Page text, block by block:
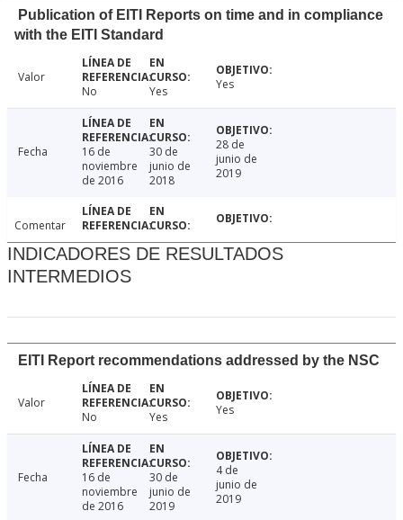
Publication of EITI Reports on time and in compliance
with the EITI Standard
Valor
No
Yes Yes
Fecha
16 de
noviembre
de 2016
30 de
junio de
2018
28 de
junio de
2019
Comentar
INDICADORES DE RESULTADOS
INTERMEDIOS
EITI Report recommendations addressed by the NSC
Valor
No
Yes Yes
Fecha
16 de
noviembre
de 2016
30 de
junio de
2019
4 de
junio de
2019